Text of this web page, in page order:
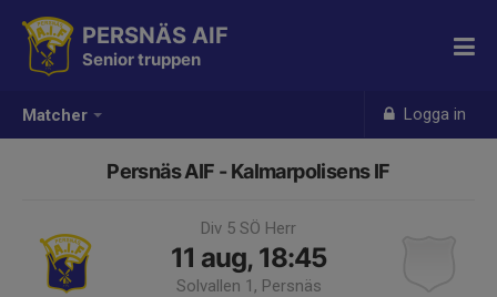
Matcher Logga in
PERSNÄS AIF
Senior truppen
Persnäs AIF - Kalmarpolisens IF
Div 5 SÖ Herr
11 aug, 18:45
Solvallen 1, Persnäs